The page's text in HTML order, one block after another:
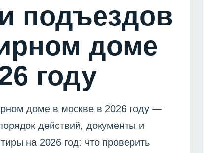
подъездов
доме
году
доме в москве в 2026 году —
действий, документы и
на 2026 год: что проверить